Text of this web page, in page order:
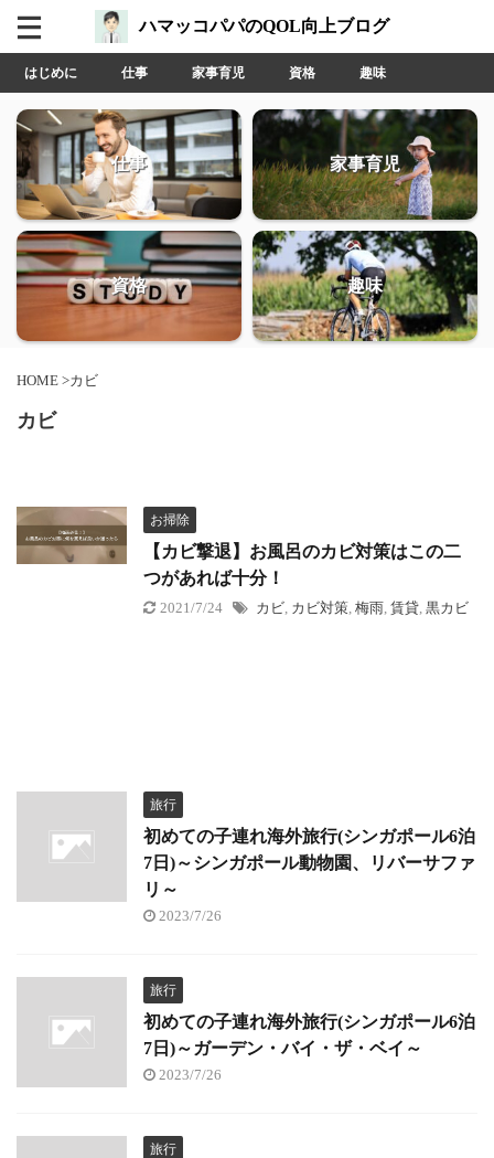
ハマッコパパのQOL向上ブログ
はじめに 仕事 家事育児 資格 趣味
仕事 家事育児
資格 趣味
HOME >カビ
カビ
お掃除
【カビ撃退】お風呂のカビ対策はこの二
つがあれば十分！
2021/7/24 カビ, カビ対策, 梅雨, 賃貸, 黒カビ
旅行
初めての子連れ海外旅行(シンガポール6泊
7日)～シンガポール動物園、リバーサファ
リ～
2023/7/26
旅行
初めての子連れ海外旅行(シンガポール6泊
7日)～ガーデン・バイ・ザ・ベイ～
2023/7/26
旅行